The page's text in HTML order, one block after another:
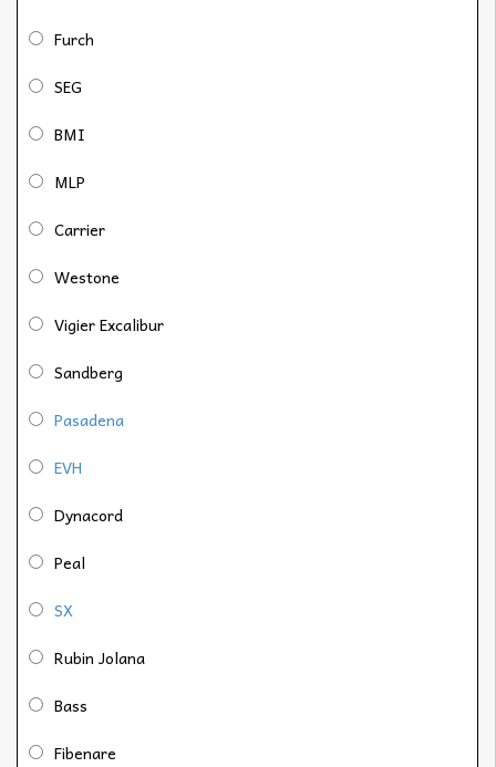
Furch
SEG
BMI
MLP
Carrier
Westone
Vigier Excalibur
Sandberg
Pasadena
EVH
Dynacord
Peal
SX
Rubin Jolana
Bass
Fibenare